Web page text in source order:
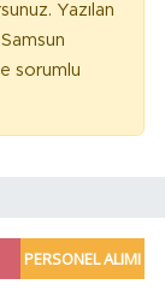
Yazılan
sorumlu